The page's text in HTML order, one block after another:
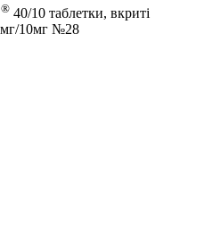
® 40/10 таблетки, вкриті
мг/10мг №28